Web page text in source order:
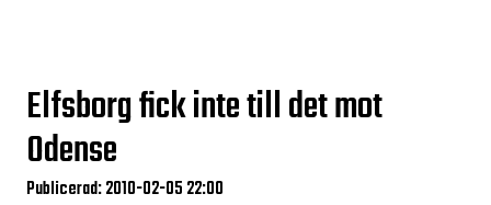
Elfsborg fick inte till det mot
Odense
Publicerad: 2010-02-05 22:00